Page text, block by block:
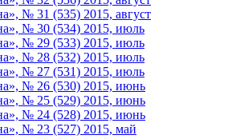
№ 31 (535) 2015, август
№ 30 (534) 2015, июль
№ 29 (533) 2015, июль
№ 28 (532) 2015, июль
№ 27 (531) 2015, июль
№ 26 (530) 2015, июнь
№ 25 (529) 2015, июнь
№ 24 (528) 2015, июнь
№ 23 (527) 2015, май